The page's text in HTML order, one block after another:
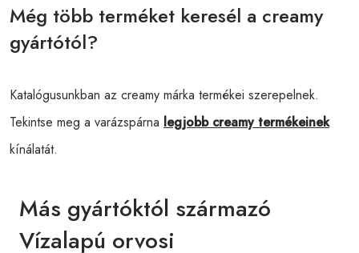
Még több terméket keresél a creamy
gyártótól?
Katalógusunkban az creamy márka termékei szerepelnek.
Tekintse meg a varázspárna legjobb creamy termékeinek
kínálatát.
Más gyártóktól származó
Vízalapú orvosi